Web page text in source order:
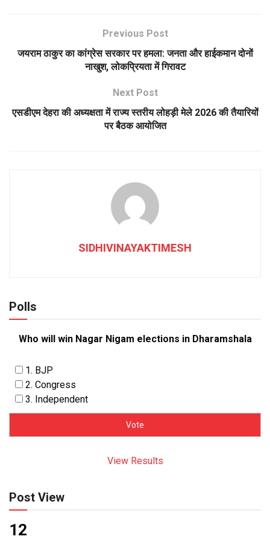
Previous Post
जयराम ठाकुर का कांग्रेस सरकार पर हमला: जनता और हाईकमान दोनों
नाखुश, लोकप्रियता में गिरावट
Next Post
एसडीएम देहरा की अध्यक्षता में राज्य स्तरीय लोहड़ी मेले 2026 की तैयारियों
पर बैठक आयोजित
SIDHIVINAYAKTIMESH
Polls
Who will win Nagar Nigam elections in Dharamshala
1. BJP
2. Congress
3. Independent
View Results
Post View
12